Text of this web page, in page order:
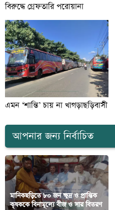
বিরুদ্ধে গ্রেফতারি পরোয়ানা
এমন ‘শান্তি’ চায় না খাগড়াছড়িবাসী
আপনার জন্য নির্বাচিত
মানিকছড়িতে ৮০ জন ক্ষুদ্র ও প্রান্তিক
কৃষককে বিনামূল্যে বীজ ও সার বিতরণ